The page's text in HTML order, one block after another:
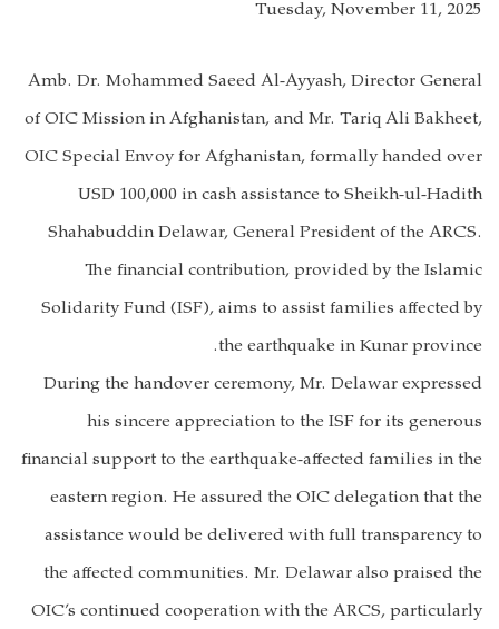
Tuesday, November 11, 2025
Amb. Dr. Mohammed Saeed Al-Ayyash, Director General
of OIC Mission in Afghanistan, and Mr. Tariq Ali Bakheet,
OIC Special Envoy for Afghanistan, formally handed over
USD 100,000 in cash assistance to Sheikh-ul-Hadith
Shahabuddin Delawar, General President of the ARCS.
The financial contribution, provided by the Islamic
Solidarity Fund (ISF), aims to assist families affected by
the earthquake in Kunar province.
During the handover ceremony, Mr. Delawar expressed
his sincere appreciation to the ISF for its generous
financial support to the earthquake-affected families in the
eastern region. He assured the OIC delegation that the
assistance would be delivered with full transparency to
the affected communities. Mr. Delawar also praised the
OIC’s continued cooperation with the ARCS, particularly